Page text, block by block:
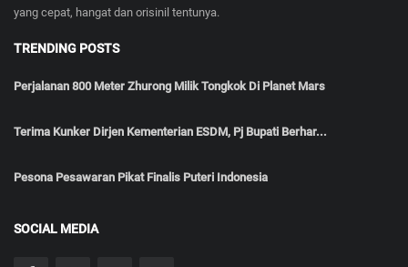
yang cepat, hangat dan orisinil tentunya.
TRENDING POSTS
Perjalanan 800 Meter Zhurong Milik Tongkok Di Planet Mars
Terima Kunker Dirjen Kementerian ESDM, Pj Bupati Berhar...
Pesona Pesawaran Pikat Finalis Puteri Indonesia
SOCIAL MEDIA